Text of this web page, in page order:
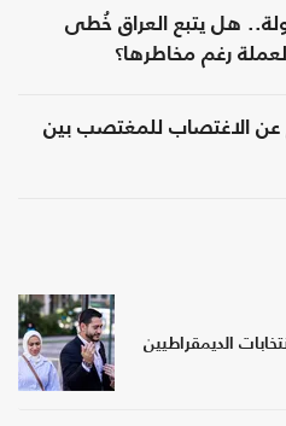
هل يتبع العراق خُطى
رغم مخاطرها؟
عن الاغتصاب للمغتصب بين
الديمقراطيين